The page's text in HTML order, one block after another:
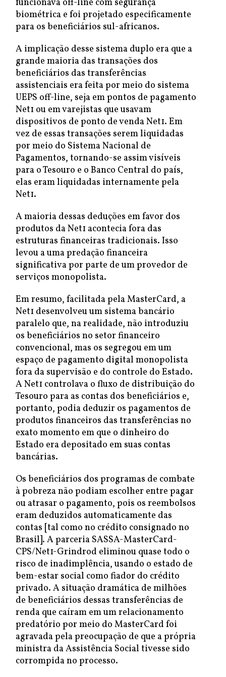
funcionava off-line com segurança
biométrica e foi projetado especificamente
para os beneficiários sul-africanos.
A implicação desse sistema duplo era que a
grande maioria das transações dos
beneficiários das transferências
assistenciais era feita por meio do sistema
UEPS off-line, seja em pontos de pagamento
Net1 ou em varejistas que usavam
dispositivos de ponto de venda Net1. Em
vez de essas transações serem liquidadas
por meio do Sistema Nacional de
Pagamentos, tornando-se assim visíveis
para o Tesouro e o Banco Central do país,
elas eram liquidadas internamente pela
Net1.
A maioria dessas deduções em favor dos
produtos da Net1 acontecia fora das
estruturas financeiras tradicionais. Isso
levou a uma predação financeira
significativa por parte de um provedor de
serviços monopolista.
Em resumo, facilitada pela MasterCard, a
Net1 desenvolveu um sistema bancário
paralelo que, na realidade, não introduziu
os beneficiários no setor financeiro
convencional, mas os segregou em um
espaço de pagamento digital monopolista
fora da supervisão e do controle do Estado.
A Net1 controlava o fluxo de distribuição do
Tesouro para as contas dos beneficiários e,
portanto, podia deduzir os pagamentos de
produtos financeiros das transferências no
exato momento em que o dinheiro do
Estado era depositado em suas contas
bancárias.
Os beneficiários dos programas de combate
à pobreza não podiam escolher entre pagar
ou atrasar o pagamento, pois os reembolsos
eram deduzidos automaticamente das
contas [tal como no crédito consignado no
Brasil]. A parceria SASSA-MasterCard-
CPS/Net1-Grindrod eliminou quase todo o
risco de inadimplência, usando o estado de
bem-estar social como fiador do crédito
privado. A situação dramática de milhões
de beneficiários dessas transferências de
renda que caíram em um relacionamento
predatório por meio do MasterCard foi
agravada pela preocupação de que a própria
ministra da Assistência Social tivesse sido
corrompida no processo.